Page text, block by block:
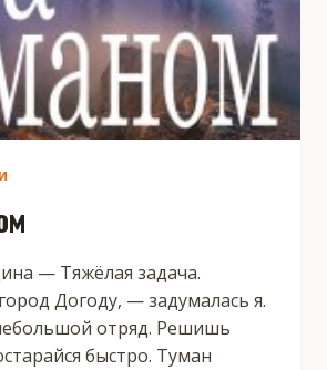
— Тяжёлая задача.
Догоду, — задумалась я.
отряд. Решишь
быстро. Туман